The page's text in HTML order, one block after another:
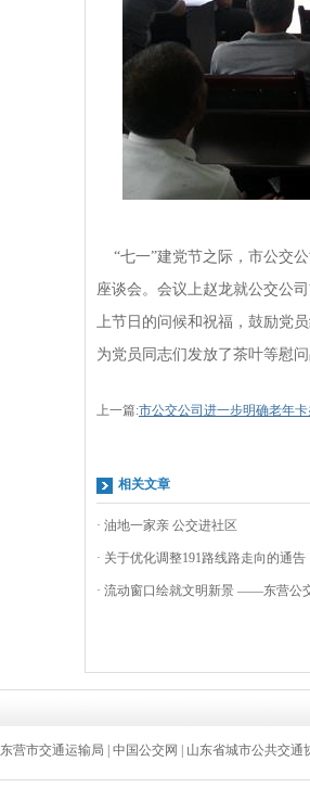
“七一”建党节之际，市公交
座谈会。会议上赵龙就公交公
上节日的问候和祝福，鼓励党
为党员同志们发放了茶叶等慰
上一篇:市公交公司进一步明确老年
相关文章
· 油地一家亲 公交进社区
· 关于优化调整191路线路走向的通告
· 流动窗口绘就文明新景 ——东营公
东营市交通运输局 中国公交网 山东省城市公共交通